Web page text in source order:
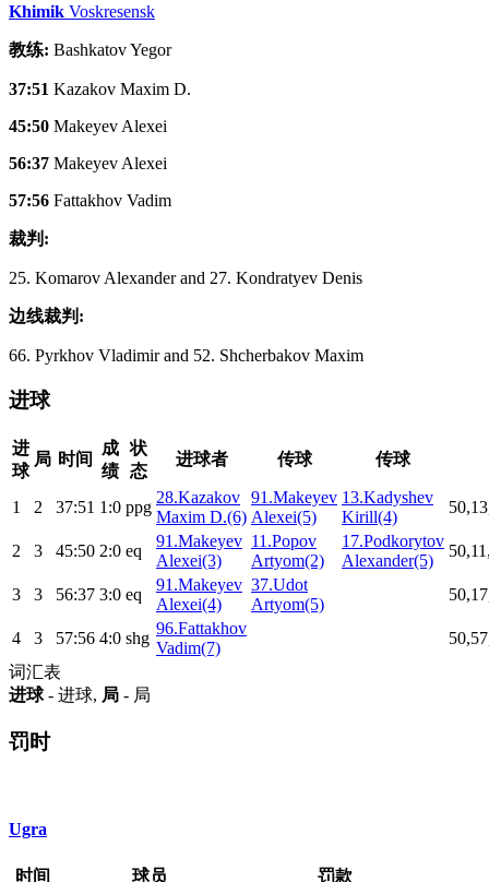
Khimik Voskresensk
教练: Bashkatov Yegor
37:51 Kazakov Maxim D.
45:50 Makeyev Alexei
56:37 Makeyev Alexei
57:56 Fattakhov Vadim
裁判:
25. Komarov Alexander and 27. Kondratyev Denis
边线裁判:
66. Pyrkhov Vladimir and 52. Shcherbakov Maxim
进球
进
球
局 时间
成
绩
状
态
进球者 传球 传球
1 2 37:51 1:0 ppg
28.Kazakov
Maxim D.(6)
91.Makeyev
Alexei(5)
13.Kadyshev
Kirill(4)
2 3 45:50 2:0 eq
91.Makeyev
Alexei(3)
11.Popov
Artyom(2)
17.Podkorytov
Alexander(5)
3 3 56:37 3:0 eq
91.Makeyev
Alexei(4)
37.Udot
Artyom(5)
4 3 57:56 4:0 shg
96.Fattakhov
Vadim(7)
词汇表
进球- 进球, 局 - 局
罚时
Ugra
时间 球员 罚款